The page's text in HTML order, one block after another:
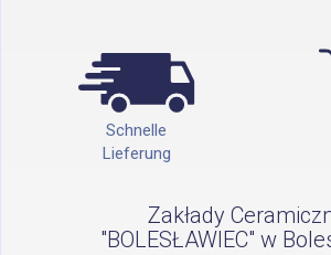
Schnelle
Lieferung
Zakłady
"BOLESŁAWIEC" w